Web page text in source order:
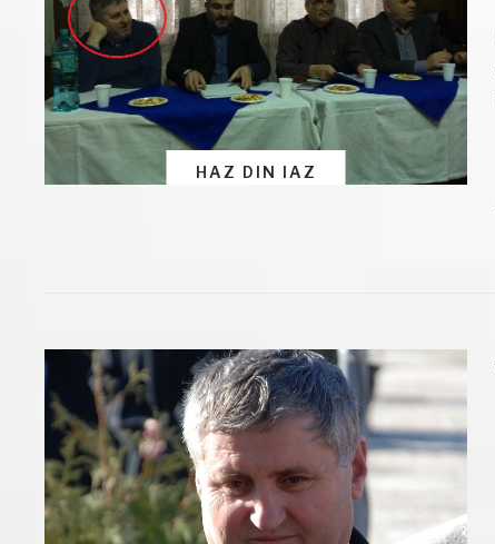
HAZ DIN IAZ